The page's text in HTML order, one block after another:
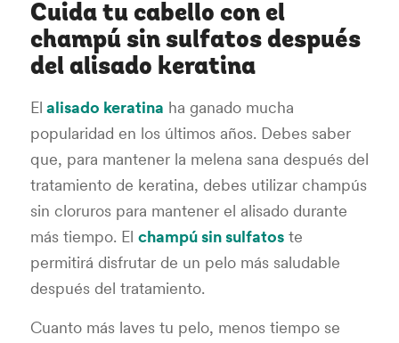
Cuida tu cabello con el
champú sin sulfatos después
del alisado keratina
El alisado keratina ha ganado mucha
popularidad en los últimos años. Debes saber
que, para mantener la melena sana después del
tratamiento de keratina, debes utilizar champús
sin cloruros para mantener el alisado durante
más tiempo. El champú sin sulfatoste
permitirá disfrutar de un pelo más saludable
después del tratamiento.
Cuanto más laves tu pelo, menos tiempo se